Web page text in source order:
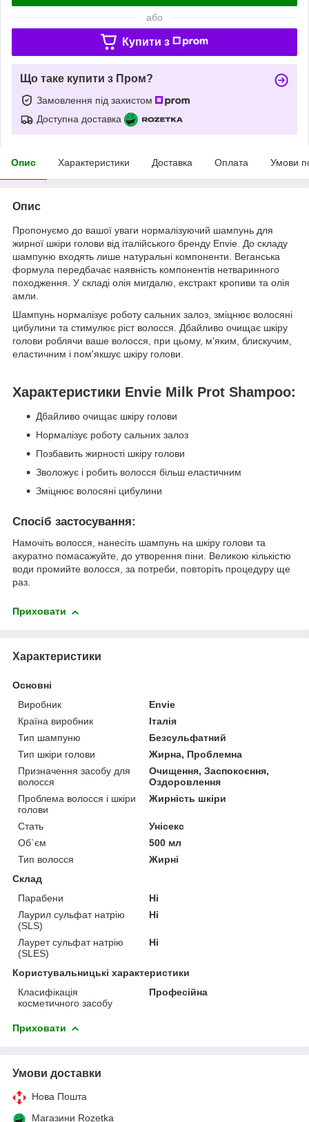
або
Купити з
Що таке купити з Пром?
Замовлення під захистом
Доступна доставка
Опис Характеристики Доставка Оплата Умови
Опис
Пропонуємо до вашої уваги нормалізуючий шампунь для
жирної шкіри голови від італійського бренду Envie. До складу
шампуню входять лише натуральні компоненти. Веганська
формула передбачає наявність компонентів нетваринного
походження. У складі олія мигдалю, екстракт кропиви та олія
амли.
Шампунь нормалізує роботу сальних залоз, зміцнює волосяні
цибулини та стимулює ріст волосся. Дбайливо очищає шкіру
голови роблячи ваше волосся, при цьому, м'яким, блискучим,
еластичним і пом'якшує шкіру голови.
Характеристики Envie Milk Prot Shampoo:
Дбайливо очищає шкіру голови
Нормалізує роботу сальних залоз
Позбавить жирності шкіру голови
Зволожує і робить волосся більш еластичним
Зміцнює волосяні цибулини
Спосіб застосування:
Намочіть волосся, нанесіть шампунь на шкіру голови та
акуратно помасажуйте, до утворення піни. Великою кількістю
води промийте волосся, за потреби, повторіть процедуру ще
раз.
Приховати
Характеристики
Основні
Виробник
Envie
Країна виробник
Італія
Тип шампуню
Безсульфатний
Тип шкіри голови
Жирна, Проблемна
Призначення засобу для
волосся
Очищення, Заспокоєння,
Оздоровлення
Проблема волосся і шкіри
голови
Жирність шкіри
Стать
Унісекс
Об`єм
500 мл
Тип волосся
Жирні
Склад
Парабени
Ні
Лаурил сульфат натрію
(SLS)
Ні
Лаурет сульфат натрію
(SLES)
Ні
Користувальницькі характеристики
Класифікація
косметичного засобу
Професійна
Приховати
Умови доставки
Нова Пошта
Магазини Rozetka